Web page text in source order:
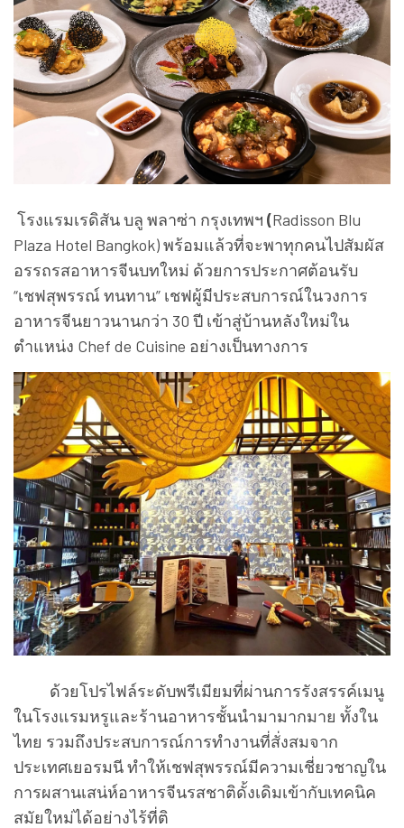
โรงแรมเรดิสัน บลู พลาซ่า กรุงเทพฯ (Radisson Blu
Plaza Hotel Bangkok)พร้อมแล้วที่จะพาทุกคนไปสัมผัส
อรรถรสอาหารจีนบทใหม่ ด้วยการประกาศต้อนรับ
“เชฟสุพรรณ์ ทนทาน” เชฟผู้มีประสบการณ์ในวงการ
อาหารจีนยาวนานกว่า 30 ปี เข้าสู่บ้านหลังใหม่ใน
ตำแหน่ง Chef de Cuisine อย่างเป็นทางการ
ด้วยโปรไฟล์ระดับพรีเมียมที่ผ่านการรังสรรค์เมนู
ในโรงแรมหรูและร้านอาหารชั้นนำมามากมาย ทั้งใน
ไทย รวมถึงประสบการณ์การทำงานที่สั่งสมจาก
ประเทศเยอรมนี ทำให้เชฟสุพรรณ์มีความเชี่ยวชาญใน
การผสานเสน่ห์อาหารจีนรสชาติดั้งเดิมเข้ากับเทคนิค
สมัยใหม่ได้อย่างไร้ที่ติ